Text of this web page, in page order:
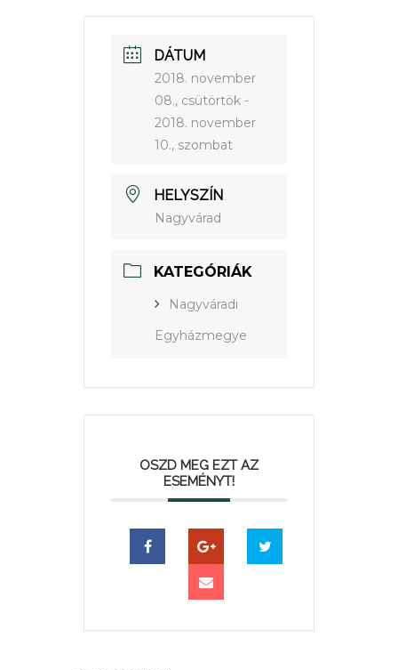
DÁTUM
2018. november
08., csütörtök -
2018. november
10., szombat
HELYSZÍN
Nagyvárad
KATEGÓRIÁK
Nagyváradi
Egyházmegye
OSZD MEG EZT AZ
ESEMÉNYT!